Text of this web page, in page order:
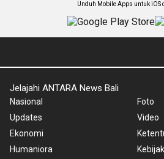
Unduh Mobile Apps untuk iOS
Jelajahi ANTARA News Bali
Nasional
Updates
Ekonomi
Humaniora
Foto
Video